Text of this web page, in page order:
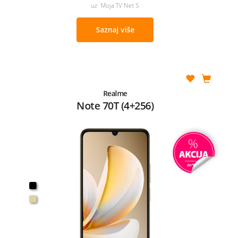
uz Moja TV Net S
Saznaj više
Realme
Note 70T (4+256)